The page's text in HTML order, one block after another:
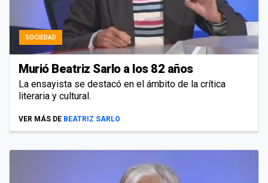
SOCIEDAD
Murió Beatriz Sarlo a los 82 años
La ensayista se destacó en el ámbito de la crítica
literaria y cultural.
VER MÁS DE BEATRIZ SARLO